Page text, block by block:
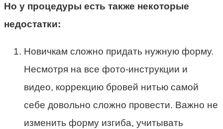
Но у процедуры есть также некоторые
недостатки:
Новичкам сложно придать нужную форму.
Несмотря на все фото-инструкции и
видео, коррекцию бровей нитью самой
себе довольно сложно провести. Важно не
изменить форму изгиба, учитывать